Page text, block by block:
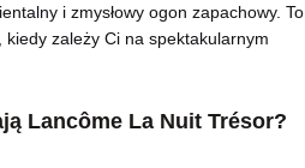
i zmysłowy ogon zapachowy. To
zależy Ci na spektakularnym
Lancôme La Nuit Trésor?